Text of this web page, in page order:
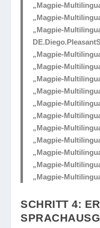
„Magpie-
„Magpie-
„Magpie-
„Magpie-
„Magpie-
„Magpie-
„Magpie-
„Magpie-
„Magpie-
„Magpie-
„Magpie-
„Magpie-
„Magpie-
„Magpie-
SCHRITT 4: